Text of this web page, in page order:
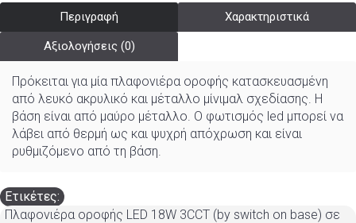
Περιγραφή Χαρακτηριστικά
Αξιολογήσεις (0)
Πρόκειται για μία πλαφονιέρα οροφής κατασκευασμένη
από λευκό ακρυλικό και μέταλλο μίνιμαλ σχεδίασης. Η
βάση είναι από μαύρο μέταλλο. Ο φωτισμός led μπορεί να
λάβει από θερμή ως και ψυχρή απόχρωση και είναι
ρυθμιζόμενο από τη βάση.
Ετικέτες:
Πλαφονιέρα οροφής LED 18W 3CCT (by switch on base) σε